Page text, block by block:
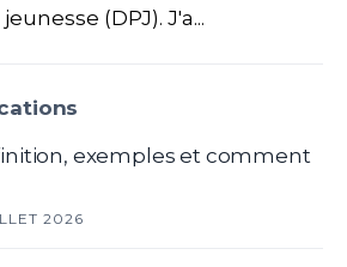
(DPJ). J'a...
exemples et comment
2026